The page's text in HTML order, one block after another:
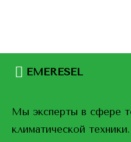
EMERESEL
Мы эксперты в сфере
климатической